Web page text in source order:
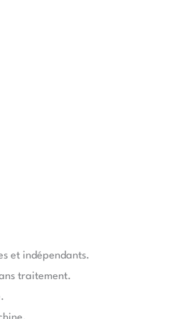
et indépendants.
traitement.